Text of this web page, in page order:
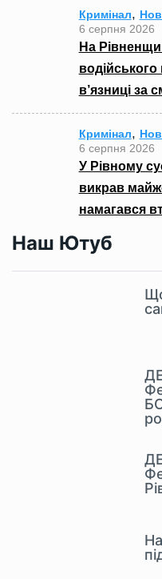
Кримінал,
6 серпня 2026
На
в’язниці за
Кримінал,
6 серпня 2026
У Рівному
викрав
намагався
Наш Ютуб